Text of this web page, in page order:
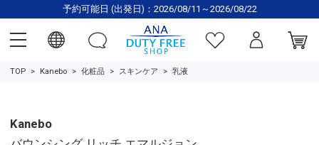
予約可能日 (出発日)：2026/08/11～2026/08/22
TOP Kanebo 化粧品 スキンケア 乳液
Kanebo